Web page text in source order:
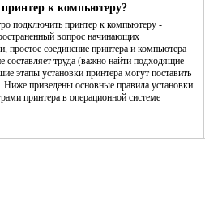
к компьютеру?
подключить принтер к компьютеру -
вопрос начинающих
простое соединение принтера и компьютера
составляет труда (важно найти подходящие
этапы установки принтера могут поставить
Ниже приведены основные правила установки
принтера в операционной системе